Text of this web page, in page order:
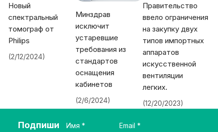
Новый
спектральный
томограф от
Philips
(2/12/2024)
Минздрав
исключит
устаревшие
требования из
стандартов
оснащения
кабинетов
(2/6/2024)
Правительство
ввело ограничения
на закупку двух
типов импортных
аппаратов
искусственной
вентиляции
легких.
(12/20/2023)
Подпиши
Имя Email